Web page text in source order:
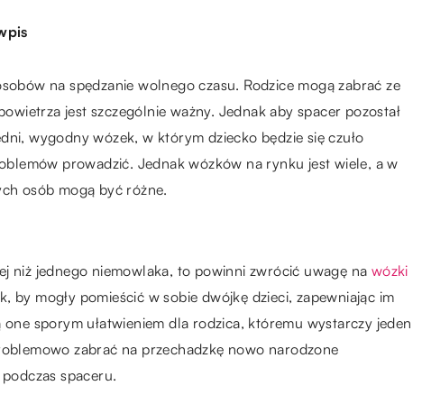
na spędzanie wolnego czasu. Rodzice mogą zabrać ze
jest szczególnie ważny. Jednak aby spacer pozostał
wygodny wózek, w którym dziecko będzie się czuło
prowadzić. Jednak wózków na rynku jest wiele, a w
osób mogą być różne.
niż jednego niemowlaka, to powinni zwrócić uwagę na wózki
by mogły pomieścić w sobie dwójkę dzieci, zapewniając im
sporym ułatwieniem dla rodzica, któremu wystarczy jeden
zabrać na przechadzkę nowo narodzone
spaceru.